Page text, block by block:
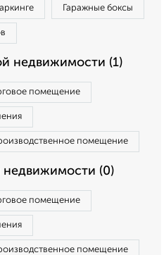
Гаражные боксы
недвижимости (1)
помещение
помещение
(0)
помещение
помещение